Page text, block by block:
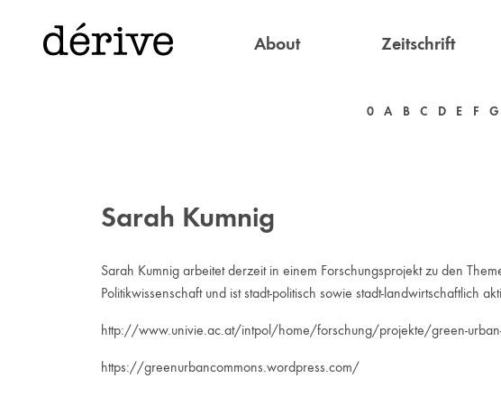
About Zeitschrift
0 A B C D E F G
Sarah Kumnig
Sarah Kumnig arbeitet derzeit in einem Forschungsprojekt zu den
Politikwissenschaft und ist stadt-politisch sowie stadt-landwirtschaftlich
http://www.univie.ac.at/intpol/home/forschung/projekte/green-
https://greenurbancommons.wordpress.com/